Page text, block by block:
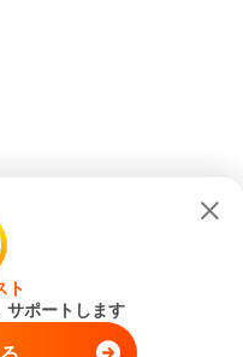
ト
サポートします